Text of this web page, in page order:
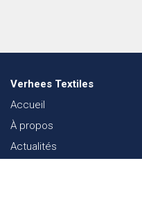
Verhees Textiles
Accueil
À propos
Actualités